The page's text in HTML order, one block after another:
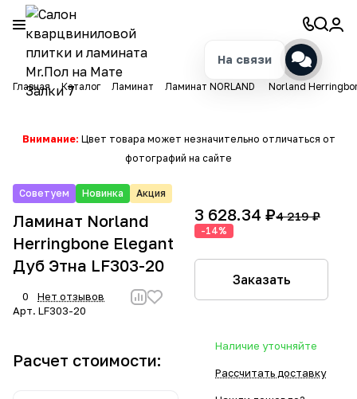
Главная Каталог Ламинат Ламинат NORLAND Norland
Внимание: Цвет товара может незначительно отличаться от
фотографий на сайте
Советуем Новинка Акция
Ламинат Norland
Herringbone Elegant
Дуб Этна LF303-20
0
Нет отзывов
Арт. LF303-20
Расчет стоимости:
3 628.34 ₽4 219 ₽
-14%
Заказать
Наличие уточняйте
Рассчитать доставку
На связи